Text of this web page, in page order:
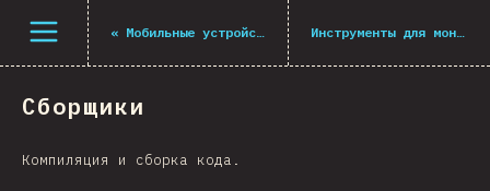
Открыть меню
« Мобильные устройства и десктоп Инструменты для монорепозиториев
Сборщики
Компиляция и сборка кода.
Navigated to The State of JS 2021